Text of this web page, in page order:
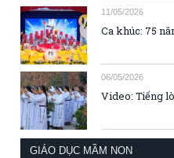
11/05/2026
Ca khúc: 75
06/05/2026
Video: Tiếng
GIÁO DỤC MẦM NON